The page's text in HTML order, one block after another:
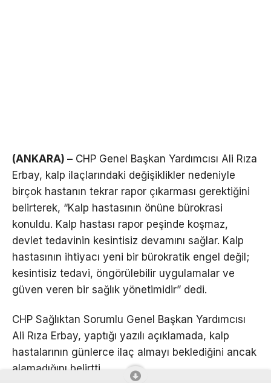
(ANKARA) – CHP Genel Başkan Yardımcısı Ali Rıza
Erbay, kalp ilaçlarındaki değişiklikler nedeniyle
birçok hastanın tekrar rapor çıkarması gerektiğini
belirterek, “Kalp hastasının önüne bürokrasi
konuldu. Kalp hastası rapor peşinde koşmaz,
devlet tedavinin kesintisiz devamını sağlar. Kalp
hastasının ihtiyacı yeni bir bürokratik engel değil;
kesintisiz tedavi, öngörülebilir uygulamalar ve
güven veren bir sağlık yönetimidir” dedi.
CHP Sağlıktan Sorumlu Genel Başkan Yardımcısı
Ali Rıza Erbay, yaptığı yazılı açıklamada, kalp
hastalarının günlerce ilaç almayı beklediğini ancak
alamadığını belirtti.